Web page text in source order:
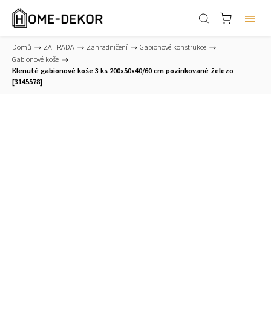
Domů / ZAHRADA / Zahradničení / Gabionové konstrukce /
Gabionové koše /
Klenuté gabionové koše 3 ks 200x50x40/60 cm pozinkované železo
[3145578]